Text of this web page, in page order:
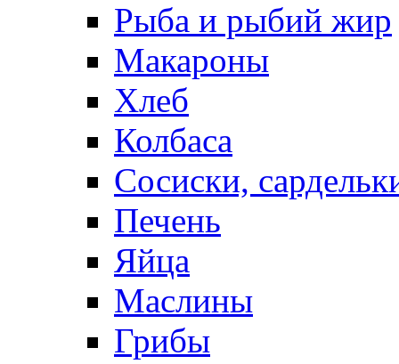
Рыба и рыбий жир
Макароны
Хлеб
Колбаса
Сосиски,
Печень
Яйца
Маслины
Грибы